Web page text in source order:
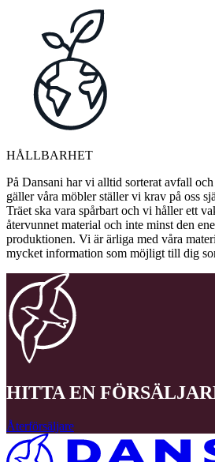
HÅLLBARHET
På Dansani har vi alltid sorterat avfall
gäller våra möbler ställer vi krav på oss
Träet ska vara spårbart och vi håller ett
återvunnet material och inte minst den
produktionen. Vi är ärliga med våra
mycket information som möjligt till dig
HITTA EN
Återförsäljare